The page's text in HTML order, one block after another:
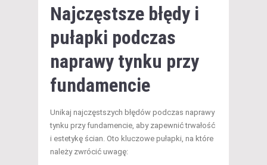
Najczęstsze błędy i
pułapki podczas
naprawy tynku przy
fundamencie
Unikaj najczęstszych błędów podczas naprawy
tynku przy fundamencie, aby zapewnić trwałość
i estetykę ścian. Oto kluczowe pułapki, na które
należy zwrócić uwagę: